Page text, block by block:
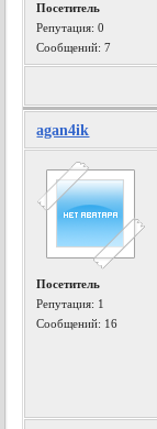
Посетитель
Репутация:0
Сообщений: 7
agan4ik
Посетитель
Репутация: 1
Сообщений: 16